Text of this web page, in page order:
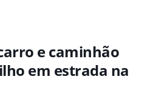
e caminhão
em estrada na